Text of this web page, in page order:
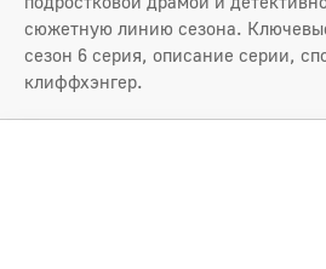
сюжетную линию сезона.
сезон 6 серия, описание серии,
клиффхэнгер.